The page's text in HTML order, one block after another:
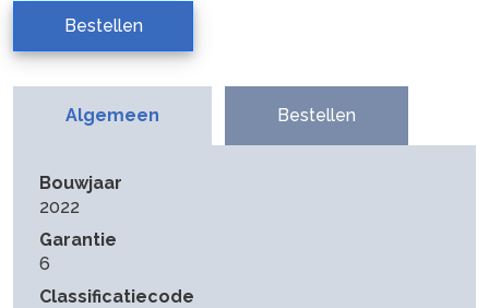
Bestellen
Algemeen Bestellen
Bouwjaar
2022
Garantie
6
Classificatiecode